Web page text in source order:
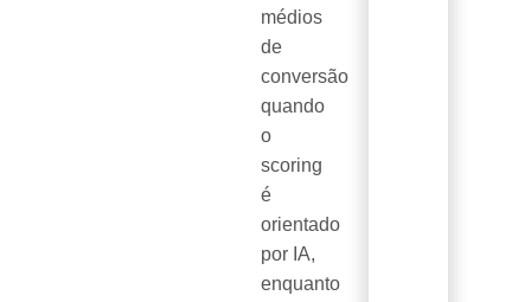
médios
de
conversão
quando
o
scoring
é
orientado
por IA,
enquanto